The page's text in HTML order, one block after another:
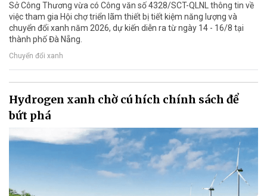
Sở Công Thương vừa có Công văn số 4328/SCT-QLNL thông tin về
việc tham gia Hội chợ triển lãm thiết bị tiết kiệm năng lượng và
chuyển đổi xanh năm 2026, dự kiến diễn ra từ ngày 14 - 16/8 tại
thành phố Đà Nẵng.
Chuyển đổi xanh
Hydrogen xanh chờ cú hích chính sách để
bứt phá